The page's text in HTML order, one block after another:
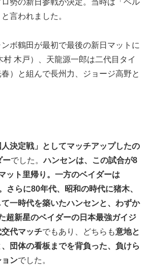
勢の新日参戦が決定。当時は「ベル
言われました。
ボ鶴田が最初で最後の新日マットに
木戸）、天龍源一郎は二代目タイ
）と組んで長州力、ジョージ高野と
人決定戦」としてマッチアップしたの
ーでした。ハンセンは、この試合が8
ット里帰り。一方のベイダーは
さらに80年代、昭和の時代に猪木、
一時代を築いたハンセンと、わずか
超新星のベイダーの日本最強ガイジ
代マッチでもあり、どちらも意地と
団体の看板までを背負った、負けら
ンでした。